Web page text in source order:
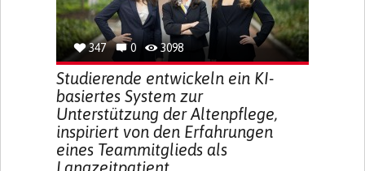
347 0 3098
Studierende entwickeln ein KI-
basiertes System zur
Unterstützung der Altenpflege,
inspiriert von den Erfahrungen
eines Teammitglieds als